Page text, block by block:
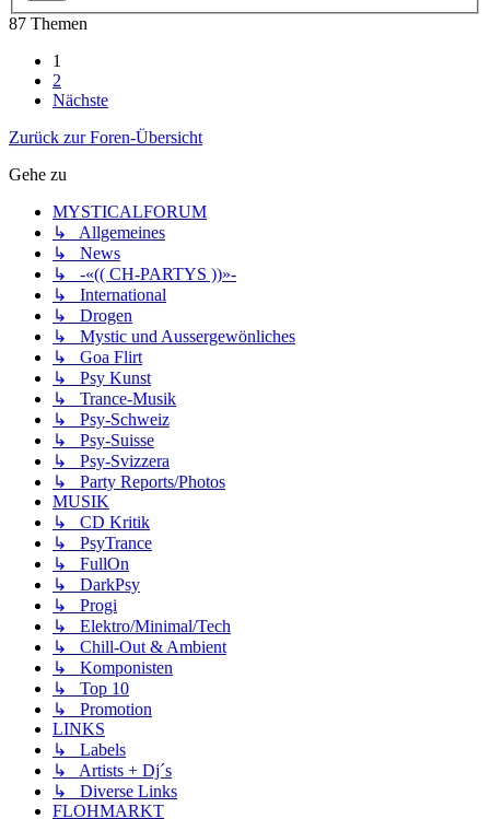
87 Themen
1
2
Nächste
Zurück zur Foren-Übersicht
Gehe zu
MYSTICALFORUM
↳ Allgemeines
↳ News
↳ -«(( CH-PARTYS ))»-
↳ International
↳ Drogen
↳ Mystic und Aussergewönliches
↳ Goa Flirt
↳ Psy Kunst
↳ Trance-Musik
↳ Psy-Schweiz
↳ Psy-Suisse
↳ Psy-Svizzera
↳ Party Reports/Photos
MUSIK
↳ CD Kritik
↳ PsyTrance
↳ FullOn
↳ DarkPsy
↳ Progi
↳ Elektro/Minimal/Tech
↳ Chill-Out & Ambient
↳ Komponisten
↳ Top 10
↳ Promotion
LINKS
↳ Labels
↳ Artists + Dj´s
↳ Diverse Links
FLOHMARKT